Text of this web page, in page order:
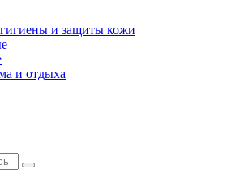
и защиты кожи
и отдыха